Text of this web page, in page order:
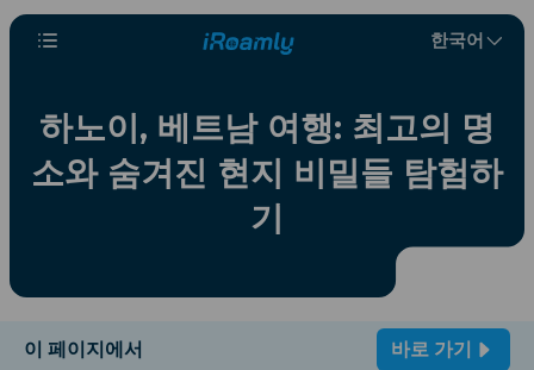
한국어
하노이, 베트남 여행: 최고의 명
소와 숨겨진 현지 비밀들 탐험하
기
이 페이지에서 바로 가기